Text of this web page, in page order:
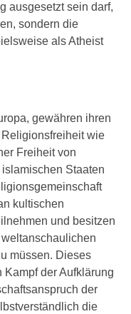
ausgesetzt sein darf,
sondern die
als Atheist
gewähren ihren
wie
Freiheit von
Staaten
kultischen
und besitzen
müssen. Dieses
der Aufklärung
der
die